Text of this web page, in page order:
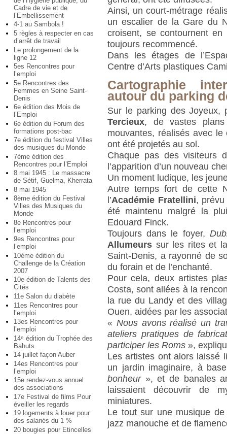
Cadre de vie et de
l’Embellissement
4-1 au Sambola !
5 règles à respecter en cas
d’arrêt de travail
Le prolongement de la
ligne 12
5es Rencontres pour
l’emploi
5e Rencontres des
Femmes en Seine Saint-
Denis
6e édition des Mois de
l’Emploi
6e édition du Forum des
formations post-bac
7e édition du festival Villes
des musiques du Monde
7ème édition des
Rencontres pour l’Emploi
8 mai 1945 : Le massacre
de Sétif, Guelma, Kherrata
8 mai 1945
8ème édition du Festival
Villes des Musiques du
Monde
8e Rencontres pour
l’emploi
9es Rencontres pour
l’emploi
10ème édition du
Challenge de la Création
2007
10e édition de Talents des
Cités
11e Salon du diabète
11es Rencontres pour
l’emploi
13es Rencontres pour
l’emploi
14e édition du Trophée des
Bahuts
14 juillet façon Auber
14es Rencontres pour
l’emploi
15e rendez-vous annuel
des associations
17e Festival de films Pour
éveiller les regards
19 logements à louer pour
des salariés du 1 %
20 bougies pour Etincelles
Ainsi, un court-métrage
un escalier de la Gare du
croisent, se contournent
toujours recommencé.
Dans les étages de
Centre d’Arts plastiques
Cartographie
autour du parking
Sur le parking des
Tercieux, de vastes
mouvantes, réalisés avec le
ont été projetés au sol.
Chaque pas des visiteurs
l’apparition d’un nouveau
Un moment ludique, les
Autre temps fort de cette
l’Académie Fratellini,
été maintenu malgré la
Edouard Finck.
Toujours dans le foyer,
Allumeurs sur les rites et
Saint-Denis, a rayonné de
du forain et de l’enchanté.
Pour cela, deux artistes
Costa, sont allées à la
la rue du Landy et des
Ouen, aidées par les
« Nous avons réalisé un
ateliers pratiques de
participer les Roms »,
Les artistes ont alors laissé
un jardin imaginaire, à
bonheur», et de banales
laissaient découvrir de
miniatures.
Le tout sur une musique
jazz manouche et de